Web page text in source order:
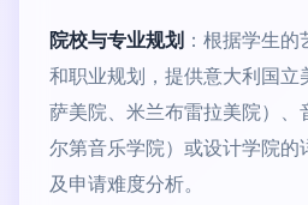
院校与专业规划 ：根据学生
和职业规划，提供意大利国立
萨美院、米兰布雷拉美院）、
尔第音乐学院）或设计学院的
及申请难度分析。